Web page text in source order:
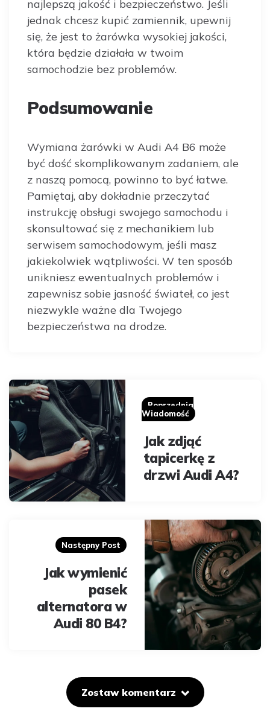
najlepszą jakość i bezpieczeństwo. Jeśli
jednak chcesz kupić zamiennik, upewnij
się, że jest to żarówka wysokiej jakości,
która będzie działała w twoim
samochodzie bez problemów.
Podsumowanie
Wymiana żarówki w Audi A4 B6 może
być dość skomplikowanym zadaniem, ale
z naszą pomocą, powinno to być łatwe.
Pamiętaj, aby dokładnie przeczytać
instrukcję obsługi swojego samochodu i
skonsultować się z mechanikiem lub
serwisem samochodowym, jeśli masz
jakiekolwiek wątpliwości. W ten sposób
unikniesz ewentualnych problemów i
zapewnisz sobie jasność świateł, co jest
niezwykle ważne dla Twojego
bezpieczeństwa na drodze.
Post
navigation
Poprzednia
Wiadomość
Jak zdjąć
tapicerkę z
drzwi Audi A4?
Następny Post
Jak wymienić
pasek
alternatora w
Audi 80 B4?
Zostaw komentarz